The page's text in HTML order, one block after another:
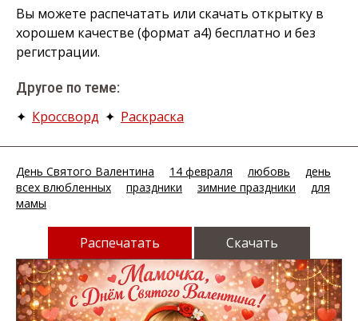
Вы можете распечатать или скачать открытку в
хорошем качестве (формат а4) бесплатно и без
регистрации.
Другое по теме:
✦ Кроссворд ✦ Раскраска
День Святого Валентина 14 февраля любовь
день
всех влюбленных
праздники зимние праздники
для
мамы
Распечатать Скачать